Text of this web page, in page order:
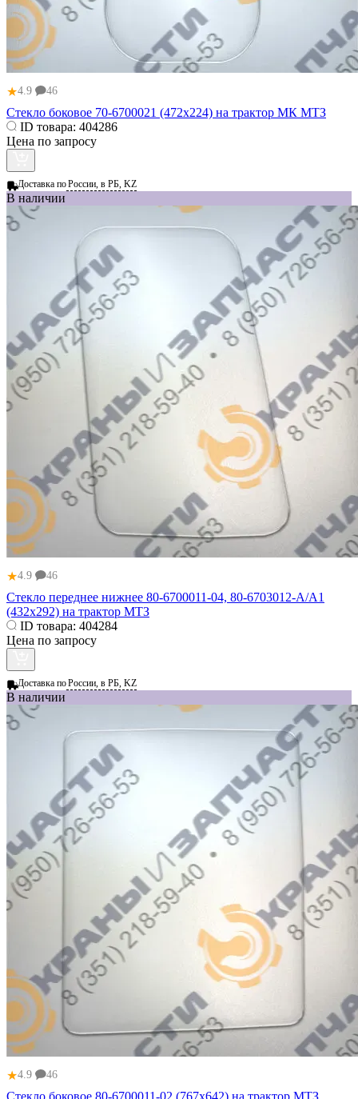
★4.9 46
Стекло боковое 70-6700021 (472х224) на трактор МК МТЗ
ID товара: 404286
Цена по запросу
Доставка поРоссии, в РБ, KZ
В наличии
★4.9 46
Стекло переднее нижнее 80-6700011-04, 80-6703012-А/А1
(432х292) на трактор МТЗ
ID товара: 404284
Цена по запросу
Доставка поРоссии, в РБ, KZ
В наличии
★4.9 46
Стекло боковое 80-6700011-02 (767х642) на трактор МТЗ